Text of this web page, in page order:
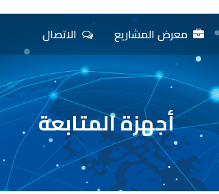
معرض المشاريع الاتصال
أجهزة المتابعة